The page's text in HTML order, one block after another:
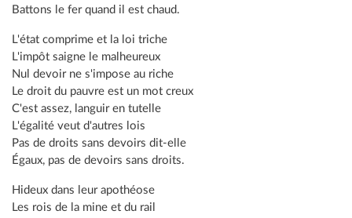
Battons le fer quand il est chaud.
L'état comprime et la loi triche
L'impôt saigne le malheureux
Nul devoir ne s'impose au riche
Le droit du pauvre est un mot creux
C'est assez, languir en tutelle
L'égalité veut d'autres lois
Pas de droits sans devoirs dit-elle
Égaux, pas de devoirs sans droits.
Hideux dans leur apothéose
Les rois de la mine et du rail